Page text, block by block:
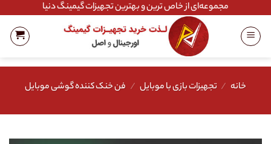
content
مجموعه‌ای از خاص ترین و بهترین تجهیزات گیمینگ دنیا
خانه / تجهیزات بازی با موبایل / فن خنک کننده گوشی موبایل